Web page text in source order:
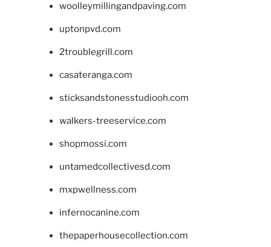
woolleymillingandpaving.com
uptonpvd.com
2troublegrill.com
casateranga.com
sticksandstonesstudiooh.com
walkers-treeservice.com
shopmossi.com
untamedcollectivesd.com
mxpwellness.com
infernocanine.com
thepaperhousecollection.com